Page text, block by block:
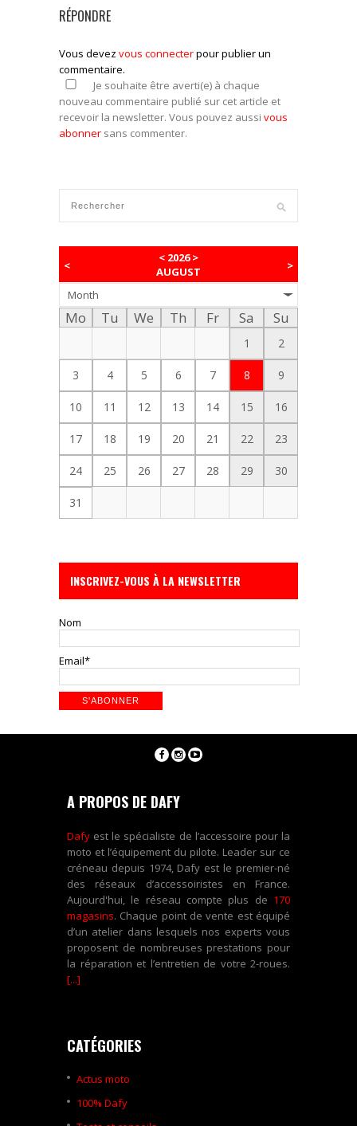
RÉPONDRE
Vous devez vous connecterpour publier un
commentaire.
Je souhaite être averti(e) à chaque
nouveau commentaire publié sur cet article et
recevoir la newsletter. Vous pouvez aussi vous
abonner sans commenter.
<
< 2026>
AUGUST
>
Month
Mo Tu We Th Fr Sa Su
1 2
3 4 5 6 7 8 9
10 11 12 13 14 15 16
17 18 19 20 21 22 23
24 25 26 27 28 29 30
31
INSCRIVEZ-VOUS À LA NEWSLETTER
Nom
Email*
A PROPOS DE DAFY
Dafy est le spécialiste de l’accessoire pour la
moto et l’équipement du pilote. Leader sur ce
créneau depuis 1974, Dafy est le premier-né
des réseaux d’accessoiristes en France.
Aujourd'hui, le réseau compte plus de 170
magasins. Chaque point de vente est équipé
d’un atelier dans lesquels nos experts vous
proposent de nombreuses prestations pour
la réparation et l’entretien de votre 2-roues.
[...]
CATÉGORIES
Actus moto
100% Dafy